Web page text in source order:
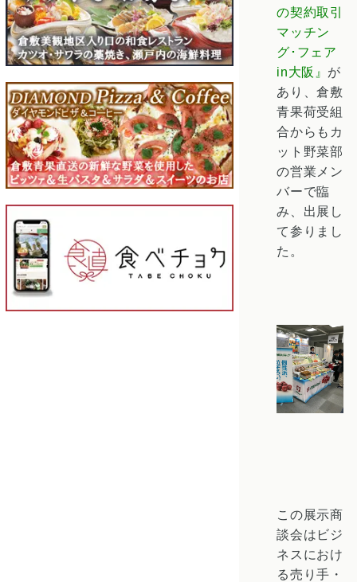
の契約取引
マッチン
グ･フェア
in大阪』 が
あり、倉敷
青果荷受組
合からもカ
ット野菜部
の営業メン
バーで臨
み、出展し
て参りまし
た。
この展示商
談会はビジ
ネスにおけ
る売り手・